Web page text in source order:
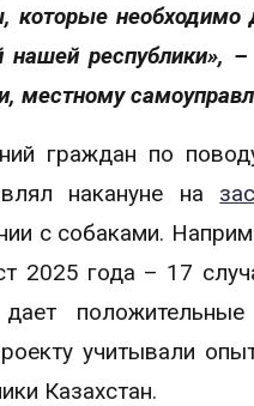
которые необходимо
нашей республики»,
местному
граждан по
накануне на
с собаками.
2025 года – 17
дает
учитывали
Казахстан.